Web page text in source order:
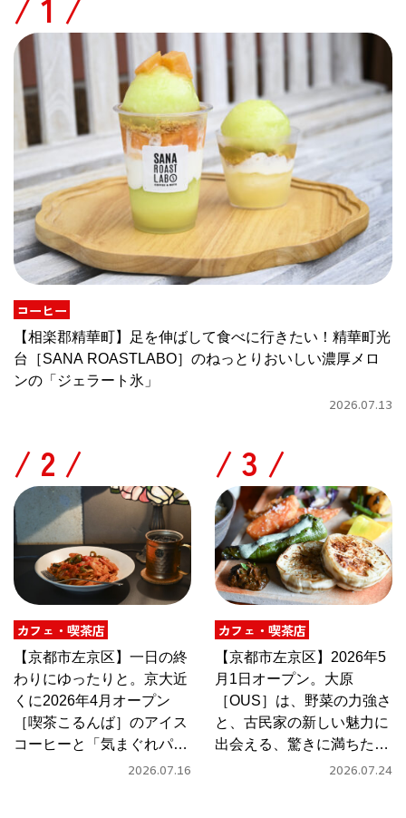
コーヒー
【相楽郡精華町】足を伸ばして食べに行きたい！精華町光
台［SANA ROASTLABO］のねっとりおいしい濃厚メロ
ンの「ジェラート氷」
2026.07.13
/
カフェ・喫茶店
【京都市左京区】一日の終
わりにゆったりと。京大近
くに2026年4月オープン
［喫茶こるんば］のアイス
コーヒーと「気まぐれパス
2026.07.16
/
カフェ・喫茶店
【京都市左京区】2026年5
月1日オープン。大原
［OUS］は、野菜の力強さ
と、古民家の新しい魅力に
出会える、驚きに満ちたカ
2026.07.24